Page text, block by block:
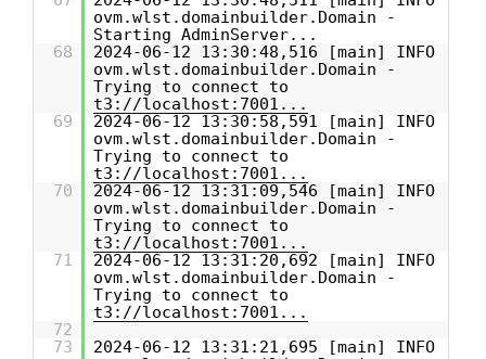
ovm.wlst.domainbuilder.Domain -
Starting AdminServer...
68
2024-06-12 13:30:48,516 [main] INFO
ovm.wlst.domainbuilder.Domain -
Trying to connect to
t3://localhost:7001...
69
2024-06-12 13:30:58,591 [main] INFO
ovm.wlst.domainbuilder.Domain -
Trying to connect to
t3://localhost:7001...
70
2024-06-12 13:31:09,546 [main] INFO
ovm.wlst.domainbuilder.Domain -
Trying to connect to
t3://localhost:7001...
71
2024-06-12 13:31:20,692 [main] INFO
ovm.wlst.domainbuilder.Domain -
Trying to connect to
t3://localhost:7001...
72
73
2024-06-12 13:31:21,695 [main] INFO